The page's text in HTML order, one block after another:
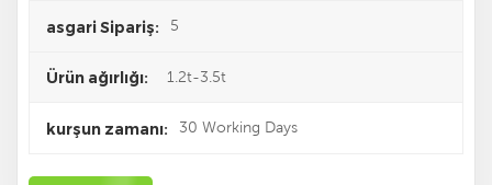
asgari Sipariş: 5
Ürün ağırlığı: 1.2t-3.5t
kurşun zamanı: 30 Working Days